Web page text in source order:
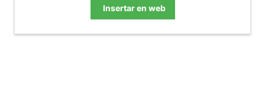
Insertar en web